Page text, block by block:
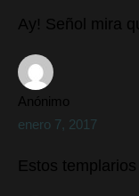
Ay! Señol mira
Anónimo
enero 7, 2017
Estos